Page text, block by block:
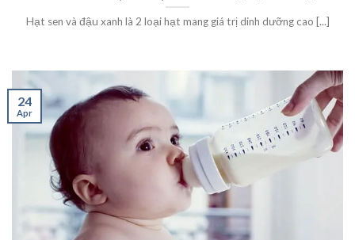
Hạt sen và đậu xanh là 2 loại hạt mang giá trị dinh dưỡng cao [...]
24
Apr